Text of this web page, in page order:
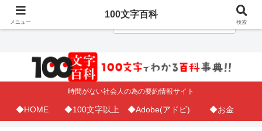
時間がない社会人の為の要約情報サイト
◆HOME ◆100文字以上 ◆Adobe(アドビ) ◆お金
メニュー
100文字百科
検索